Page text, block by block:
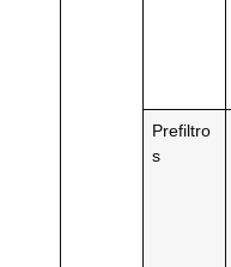
Prefiltro
s